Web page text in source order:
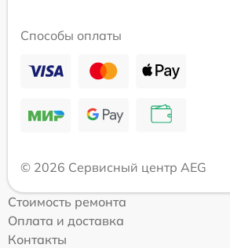
Способы оплаты
© 2026 Сервисный центр AEG
Стоимость ремонта
Оплата и доставка
Контакты